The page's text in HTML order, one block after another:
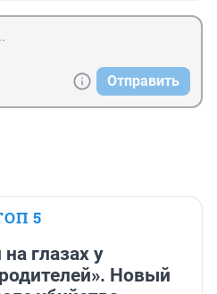
Отправить
5
глазах у
Новый